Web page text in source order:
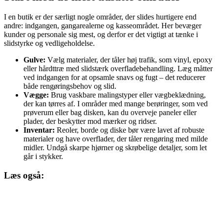
I en butik er der særligt nogle områder, der slides hurtigere end
andre: indgangen, gangarealerne og kasseområdet. Her bevæger
kunder og personale sig mest, og derfor er det vigtigt at tænke i
slidstyrke og vedligeholdelse.
Gulve: Vælg materialer, der tåler høj trafik, som vinyl, epoxy
eller hårdttræ med slidstærk overfladebehandling. Læg måtter
ved indgangen for at opsamle snavs og fugt – det reducerer
både rengøringsbehov og slid.
Vægge: Brug vaskbare malingstyper eller vægbeklædning,
der kan tørres af. I områder med mange berøringer, som ved
prøverum eller bag disken, kan du overveje paneler eller
plader, der beskytter mod mærker og ridser.
Inventar: Reoler, borde og diske bør være lavet af robuste
materialer og have overflader, der tåler rengøring med milde
midler. Undgå skarpe hjørner og skrøbelige detaljer, som let
går i stykker.
Læs også: